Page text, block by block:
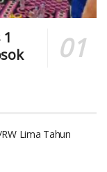
Lima Tahun